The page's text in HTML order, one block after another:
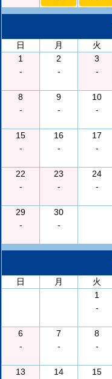
日
月 火
1
-
2
-
3
-
8
-
9
-
10
-
15
-
16
-
17
-
22
-
23
-
24
-
29
-
30
-
日
月 火
1
-
6
-
7
-
8
-
13
14
15